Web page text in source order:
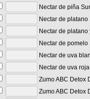
Nectar de piña
Nectar de platano
Nectar de
Nectar de pomelo
Nectar de uva
Nectar de uva
Zumo ABC Detox
Zumo ABC Detox